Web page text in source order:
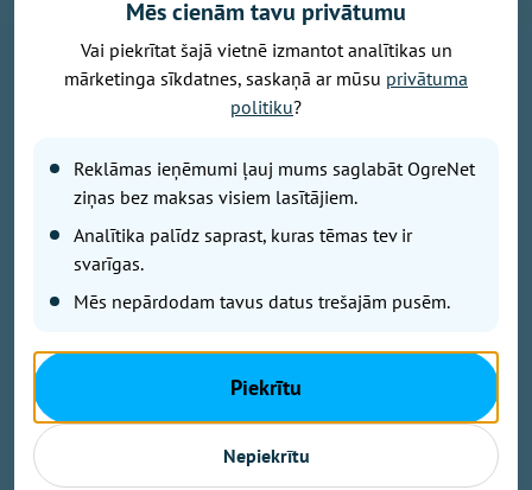
vietā starp Latvijas zaļākajiem pagastiem - šeit
bioloģiski tiek apsaimniekoti 73,4 % no visas
lauksaimniecībā izmantojamās zemes. Tas ir vairāk
nekā trīsarpus reizes virs valsts vidējā rādītāja un
vienīgais Ogres novada pagasts, kas iekļuvis
prestižajā BIO TOP 10 sarakstā pēc bioloģiski
īpatsvara. Šāds sasniegums apliecina, ka Mazozolu
pusē bioloģiskā saimniekošana kļuvusi par
dominējošo lauksaimniecības praksi – gandrīz trīs
ceturtdaļās lauku netiek izmantoti minerālmēsli un
sintētiskie pesticīdi, kas nāk par labu gan videi, gan
Mēs cienām tavu privātumu
Vai piekrītat šajā vietnē izmantot analītikas un
mārketinga sīkdatnes, saskaņā ar mūsu privātuma
politiku?
Reklāmas ieņēmumi ļauj mums saglabāt OgreNet
ziņas bez maksas visiem lasītājiem.
Analītika palīdz saprast, kuras tēmas tev ir
svarīgas.
Mēs nepārdodam tavus datus trešajām pusēm.
Piekrītu
Nepiekrītu